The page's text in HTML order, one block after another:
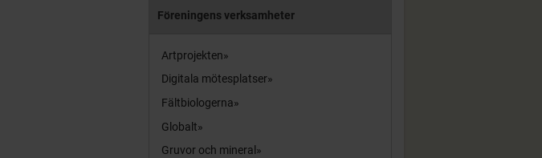
Föreningens verksamheter
Artprojekten
Digitala mötesplatser
Fältbiologerna
Globalt
Gruvor och mineral